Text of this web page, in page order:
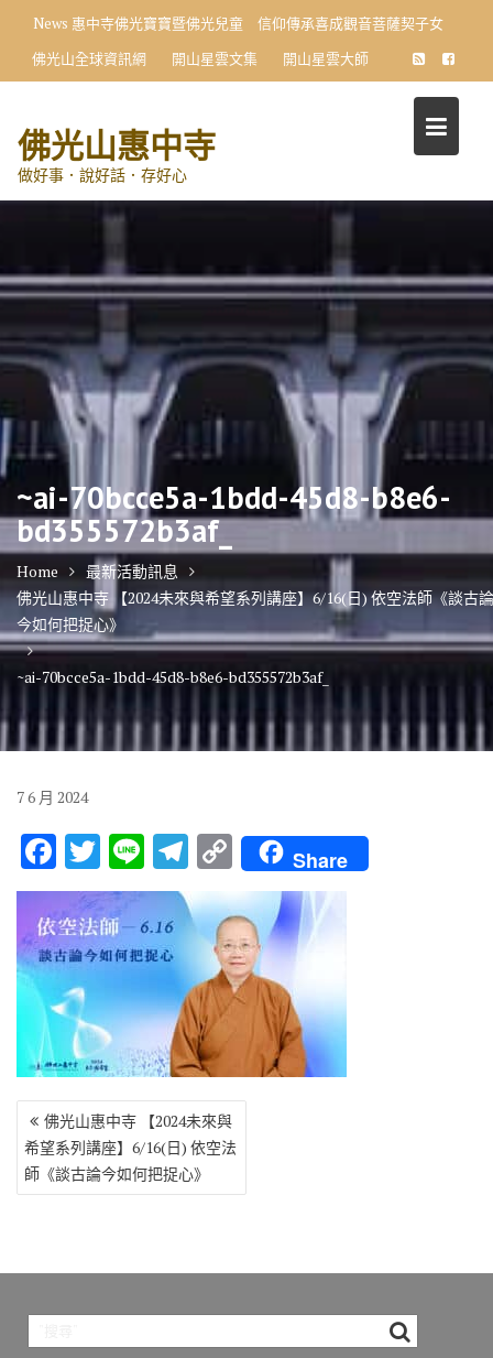
content
News 惠中寺佛光寶寶暨佛光兒童 信仰傳承喜成觀音菩薩契子女
佛光山全球資訊網
開山星雲文集 開山星雲大師
佛光山惠中寺
做好事．說好話．存好心
~ai-70bcce5a-1bdd-45d8-b8e6-
bd355572b3af_
Home
最新活動訊息
佛光山惠中寺 【2024未來與希望系列講座】6/16(日) 依空法師《談古論
今如何把捉心》
~ai-70bcce5a-1bdd-45d8-b8e6-bd355572b3af_
76 月 2024
F
ac
e
b
o
o
k
T
w
it
te
r
Li
n
e
T
el
e
gr
a
m
C
o
p
y
Li
Share
文
章
導
覽
佛光山惠中寺 【2024未來與
希望系列講座】6/16(日) 依空法
師《談古論今如何把捉心》